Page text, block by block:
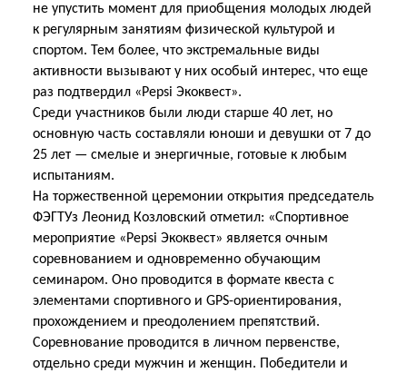
не упустить момент для приобщения молодых людей
к регулярным занятиям физической культурой и
спортом. Тем более, что экстремальные виды
активности вызывают у них особый интерес, что еще
раз подтвердил «Pepsi Экоквест».
Среди участников были люди старше 40 лет, но
основную часть составляли юноши и девушки от 7 до
25 лет — смелые и энергичные, готовые к любым
испытаниям.
На торжественной церемонии открытия председатель
ФЭГТУз Леонид Козловский отметил: «Спортивное
мероприятие «Pepsi Экоквест» является очным
соревнованием и одновременно обучающим
семинаром. Оно проводится в формате квеста с
элементами спортивного и GPS-ориентирования,
прохождением и преодолением препятствий.
Соревнование проводится в личном первенстве,
отдельно среди мужчин и женщин. Победители и